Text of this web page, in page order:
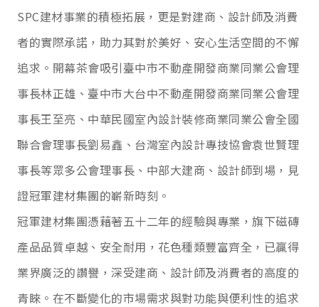
SPC建材事業的積極拓展，更是對建商、設計師及消費
者的實際承諾，助力其對於美好、安心生活空間的不懈
追求。開幕茶會吸引臺中市不動產開發商業同業公會理
事長林正雄、臺中市大台中不動產開發商業同業公會理
事長王至亮、中華民國室內設計裝修商業同業公會全國
聯合會理事長劉易鑫、台灣室內設計專技協會袁世賢理
事長等眾多公會理事長、中部大建商、設計師到場，見
證冠軍建材集團的嶄新時刻。
冠軍建材集團憑藉著五十二年的經驗與專業，旗下磁磚
產品品質卓越、安全耐用，花色種類豐富齊全，已贏得
業界廣泛的讚譽，深受建商、設計師及消費者的高度的
青睞。在不斷變化的市場需求與對功能與便利性的追求